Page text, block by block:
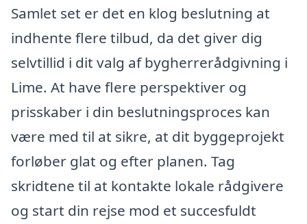
Samlet set er det en klog beslutning at
indhente flere tilbud, da det giver dig
selvtillid i dit valg af bygherrerådgivning i
Lime. At have flere perspektiver og
prisskaber i din beslutningsproces kan
være med til at sikre, at dit byggeprojekt
forløber glat og efter planen. Tag
skridtene til at kontakte lokale rådgivere
og start din rejse mod et succesfuldt